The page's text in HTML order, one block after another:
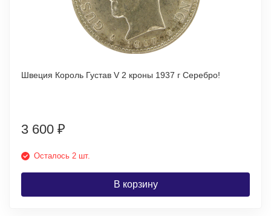
Швеция Король Густав V 2 кроны 1937 г Серебро!
3 600 ₽
Осталось 2 шт.
В корзину